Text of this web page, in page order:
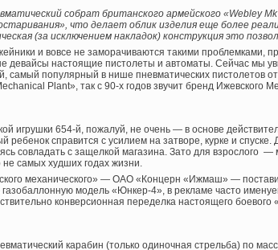
собрат британского армейского «Webley
что делает облик изделия еще более
(за исключением накладок) конструкция это
и вовсе не заморачиваются такими проблемками,
девайсы настоящие пистолеты и автоматы. Сейчас мы
самый популярный в нише пневматических пистолетов
Plant», так с 90-х годов звучит бренд Ижевского
игрушки 654-й, пожалуй, не очень — в основе
ребенок справится с усилием на затворе, курке и
совладать с защелкой магазина. Зато для взрослого —
самых худших годах жизни.
механического» — ОАО «Концерн «Ижмаш» —
модель «Юнкер-4», в рекламе часто
конверсионная переделка настоящего боевого
карабин (только одиночная стрельба) по